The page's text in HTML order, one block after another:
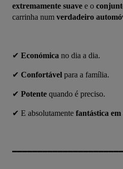
extremamente suave e o
carrinha num verdadeiro
✔ Económica no dia a dia.
✔ Confortável para a família.
✔ Potente quando é preciso.
✔ E absolutamente fantástica em